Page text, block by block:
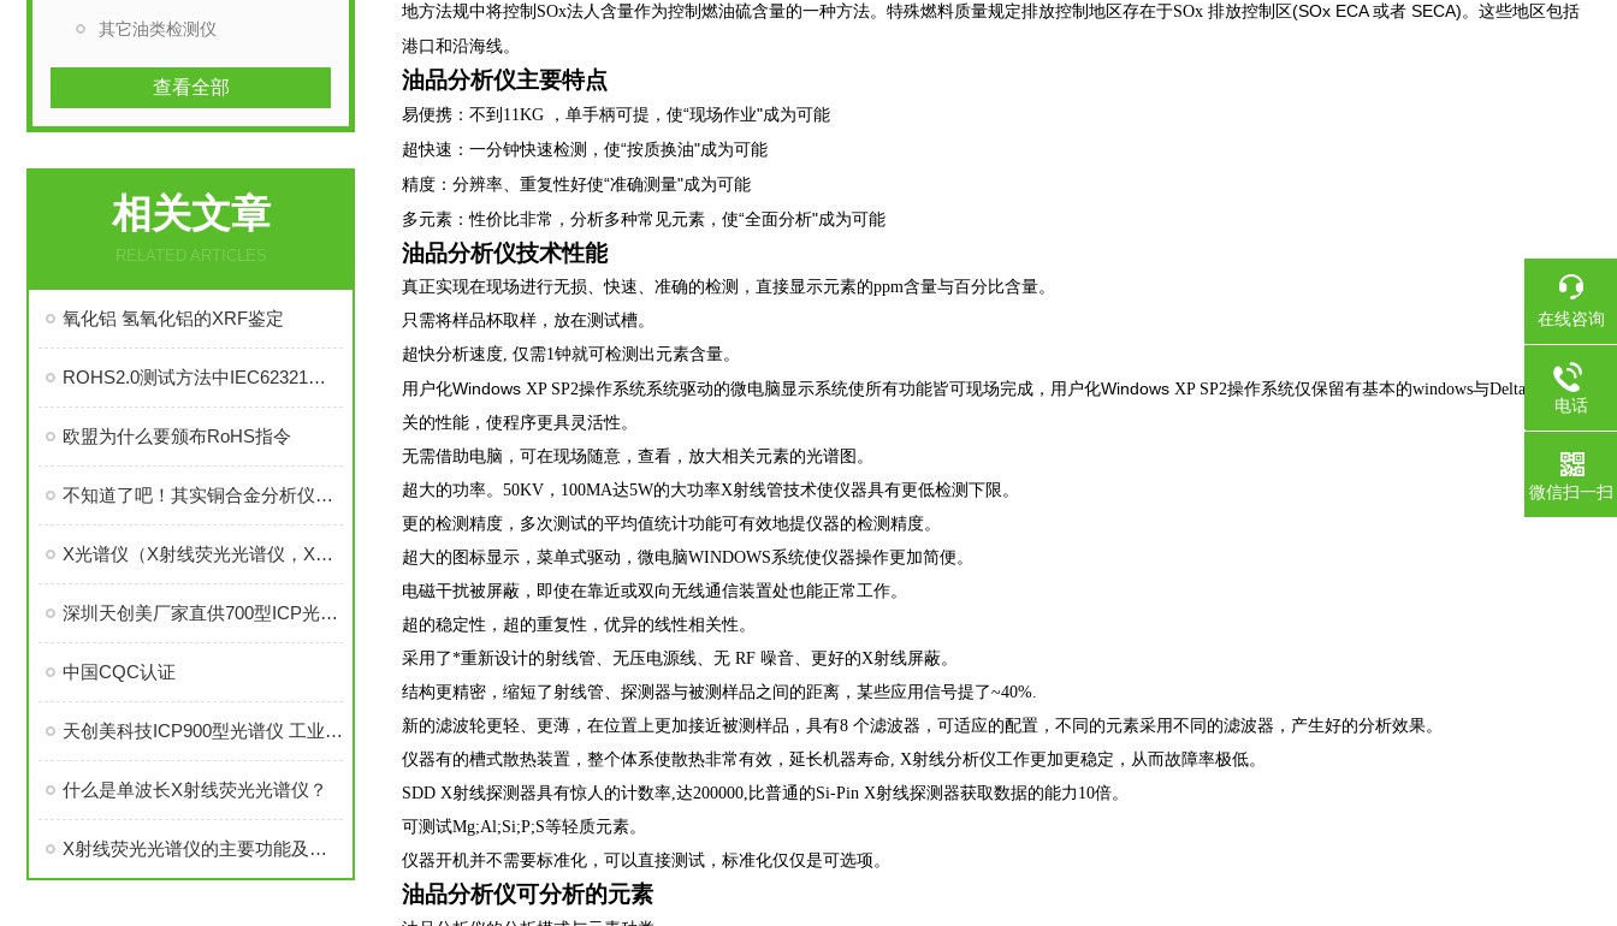
其它油类检测仪
查看全部
相关文章
RELATED ARTICLES
氧化铝 氢氧化铝的XRF鉴定
ROHS2.0测试方法中IEC62321系列标准是什么
欧盟为什么要颁布RoHS指令
不知道了吧！其实铜合金分析仪的使用方法很简单
X光谱仪（X射线荧光光谱仪，XRF）测试电镀层厚度的原理讲解
深圳天创美厂家直供700型ICP光谱仪 高纯石英砂元素检测优选 全国上门安装
中国CQC认证
天创美科技ICP900型光谱仪 工业石英砂元素含量检测仪
什么是单波长X射线荧光光谱仪？
X射线荧光光谱仪的主要功能及应用范围介绍
地方法规中将控制SOx法人含量作为控制燃油硫含量的一种方法。特殊燃料质量规定排放控制地区存在于SOx 排放控制区(SOx ECA 或者 SECA)。这些地区包括
港口和沿海线。
油品分析仪主要特点
易便携：不到11KG ，单手柄可提，使“现场作业"成为可能
超快速：一分钟快速检测，使“按质换油"成为可能
精度：分辨率、重复性好使“准确测量"成为可能
多元素：性价比非常，分析多种常见元素，使“全面分析"成为可能
油品分析仪技术性能
真正实现在现场进行无损、快速、准确的检测，直接显示元素的ppm含量与百分比含量。
只需将样品杯取样，放在测试槽。
超快分析速度, 仅需1钟就可检测出元素含量。
用户化Windows XP SP2操作系统系统驱动的微电脑显示系统使所有功能皆可现场完成，用户化Windows XP SP2操作系统仅保留有基本的windows与Delta系统有
关的性能，使程序更具灵活性。
无需借助电脑，可在现场随意，查看，放大相关元素的光谱图。
超大的功率。50KV，100MA达5W的大功率X射线管技术使仪器具有更低检测下限。
更的检测精度，多次测试的平均值统计功能可有效地提仪器的检测精度。
超大的图标显示，菜单式驱动，微电脑WINDOWS系统使仪器操作更加简便。
电磁干扰被屏蔽，即使在靠近或双向无线通信装置处也能正常工作。
超的稳定性，超的重复性，优异的线性相关性。
采用了*重新设计的射线管、无压电源线、无 RF 噪音、更好的X射线屏蔽。
结构更精密，缩短了射线管、探测器与被测样品之间的距离，某些应用信号提了~40%.
新的滤波轮更轻、更薄，在位置上更加接近被测样品，具有8 个滤波器，可适应的配置，不同的元素采用不同的滤波器，产生好的分析效果。
仪器有的槽式散热装置，整个体系使散热非常有效，延长机器寿命, X射线分析仪工作更加更稳定，从而故障率极低。
SDD X射线探测器具有惊人的计数率,达200000,比普通的Si-Pin X射线探测器获取数据的能力10倍。
可测试Mg;Al;Si;P;S等轻质元素。
仪器开机并不需要标准化，可以直接测试，标准化仅仅是可选项。
油品分析仪可分析的元素
在线咨询
电话
微信扫一扫